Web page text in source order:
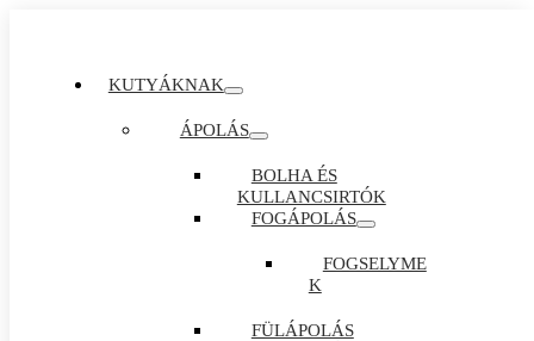
KUTYÁKNAK
ÁPOLÁS
BOLHA ÉS
KULLANCSIRTÓK
FOGÁPOLÁS
FOGSELYME
K
FÜLÁPOLÁS